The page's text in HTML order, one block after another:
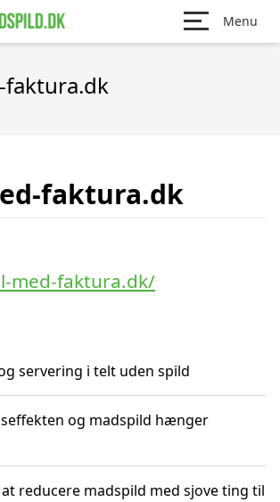
Menu
faktura.dk
faktura.dk
med-faktura.dk/
servering i telt uden spild
og madspild hænger
reducere madspild med sjove ting til